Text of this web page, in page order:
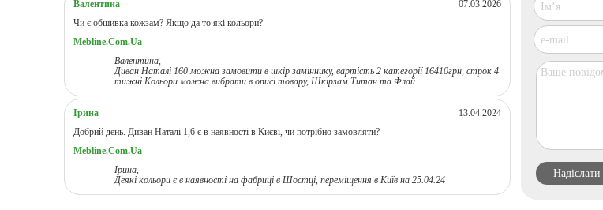
Валентина
07.03.2026
Чи є обшивка кожзам? Якщо да то які кольори?
Mebline.Com.Ua
Валентина,
Диван Наталі 160 можна замовити в шкір заміннику, вартість 2 категорії 16410грн, строк 4
тижні Кольори можна вибрати в описі товару, Шкірзам Титан та Флай.
Ірина
13.04.2024
Добрий день. Диван Наталі 1,6 є в наявності в Києві, чи потрібно замовляти?
Mebline.Com.Ua
Ірина,
Деякі кольори є в наявності на фабриці в Шостці, переміщення в Київ на 25.04.24